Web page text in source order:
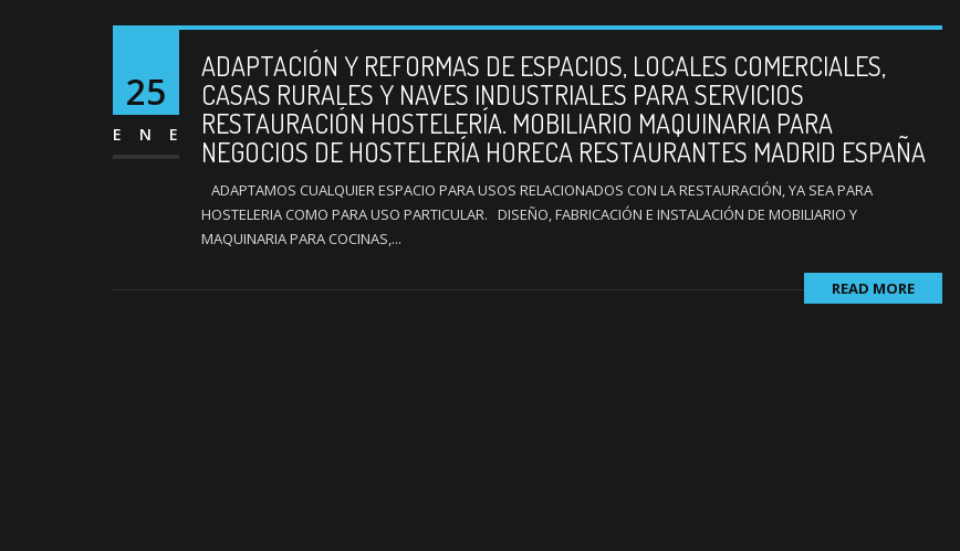
25
ENE
ADAPTACIÓN Y REFORMAS DE ESPACIOS, LOCALES COMERCIALES,
CASAS RURALES Y NAVES INDUSTRIALES PARA SERVICIOS
RESTAURACIÓN HOSTELERÍA. MOBILIARIO MAQUINARIA PARA
NEGOCIOS DE HOSTELERÍA HORECA RESTAURANTES MADRID ESPAÑA
ADAPTAMOS CUALQUIER ESPACIO PARA USOS RELACIONADOS CON LA RESTAURACIÓN, YA SEA PARA
HOSTELERIA COMO PARA USO PARTICULAR. DISEÑO, FABRICACIÓN E INSTALACIÓN DE MOBILIARIO Y
MAQUINARIA PARA COCINAS,...
READ MORE